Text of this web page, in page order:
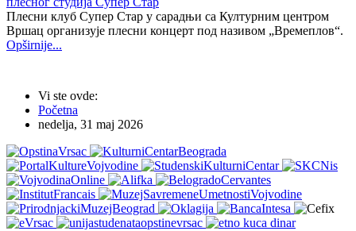
Плесни клуб Супер Стар у сарадњи са Културним центром
Вршац организује плесни концерт под називом „Времеплов“.
Opširnije...
Vi ste ovde:
Početna
nedelja, 31 maj 2026